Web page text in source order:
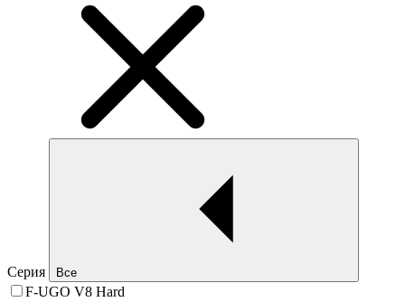
Серия Все
F-UGO V8 Hard